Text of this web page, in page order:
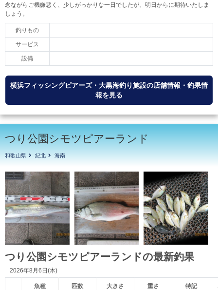
念ながらご機嫌悪く、少しがっかりな一日でしたが、明日からに期待いたしま
しょう。
釣りもの
サービス
設備
横浜フィッシングピアーズ・大黒海釣り施設の店舗情報・釣果情
報を見る
つり公園シモツピアーランド
和歌山県 紀北 海南
つり公園シモツピアーランドの最新釣果
2026年8月6日(木)
魚種 匹数 大きさ 重さ 特記